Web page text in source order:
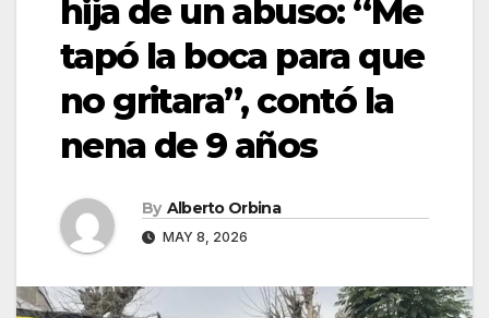
hija de un abuso: “Me
tapó la boca para que
no gritara”, contó la
nena de 9 años
By Alberto Orbina
MAY 8, 2026